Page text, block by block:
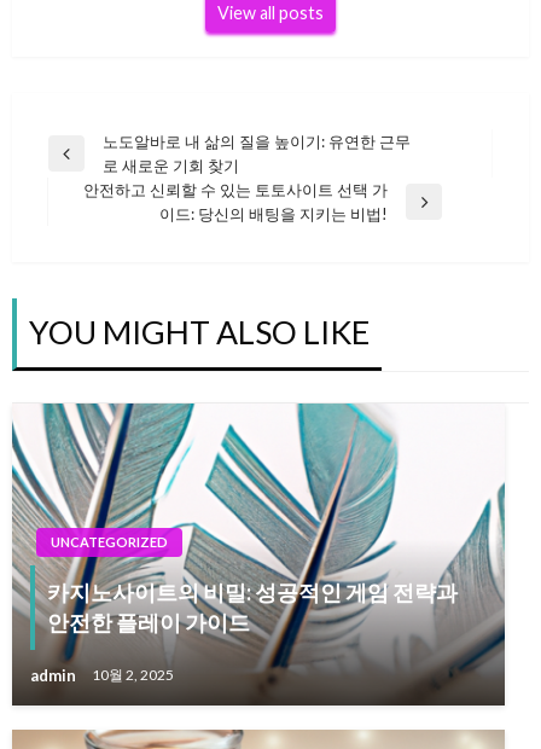
View all posts
글
Previous
노도알바로 내 삶의 질을 높이기: 유연한 근무
로 새로운 기회 찾기
안전하고 신뢰할 수 있는 토토사이트 선택 가
이드: 당신의 배팅을 지키는 비법!
YOU MIGHT ALSO LIKE
UNCATEGORIZED
카지노사이트의 비밀: 성공적인 게임 전략과
안전한 플레이 가이드
admin 10월 2, 2025